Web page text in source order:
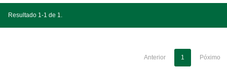
Resultado 1-1 de 1.
Anterior 1 Póximo